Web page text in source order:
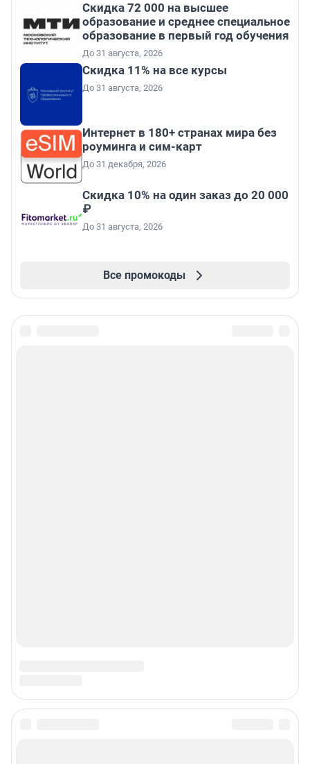
Скидка 72 000 на высшее
образование и среднее специальное
образование в первый год обучения
До 31 августа, 2026
Скидка 11% на все курсы
До 31 августа, 2026
Интернет в 180+ странах мира без
роуминга и сим-карт
До 31 декабря, 2026
Скидка 10% на один заказ до 20 000
₽
До 31 августа, 2026
Все промокоды